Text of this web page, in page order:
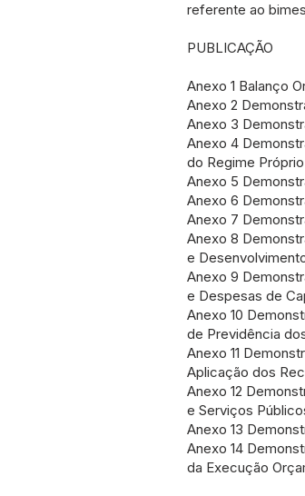
referente ao
PUBLICAÇÃO
Anexo 1 Balanço
Anexo 2
Anexo 3
Anexo 4
do Regime
Anexo 5
Anexo 6
Anexo 7
Anexo 8
e
Anexo 9
e Despesas de
Anexo 10
de Previdência
Anexo 11
Aplicação dos
Anexo 12
e Serviços
Anexo 13
Anexo 14
da Execução